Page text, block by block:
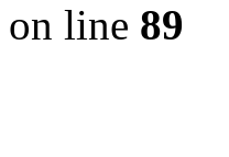
on line 89